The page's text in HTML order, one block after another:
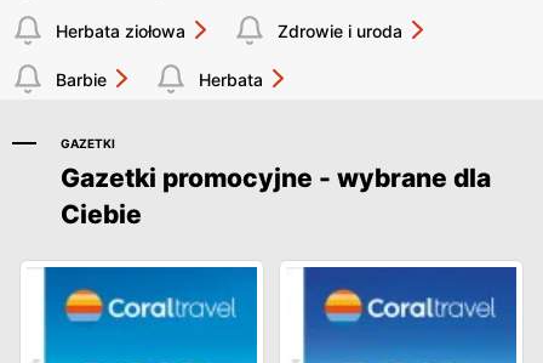
Herbata ziołowa Zdrowie i uroda
Barbie Herbata
GAZETKI
Gazetki promocyjne - wybrane dla
Ciebie